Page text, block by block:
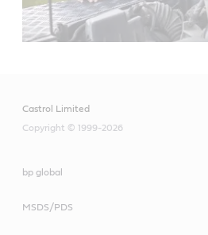
Castrol Limited
Copyright © 1999-2026
bp global
MSDS/PDS